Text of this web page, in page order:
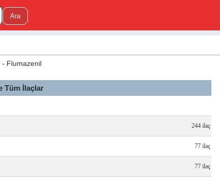
Flumazenil
Tüm İlaçlar
244 ilaç
77 ilaç
77 ilaç